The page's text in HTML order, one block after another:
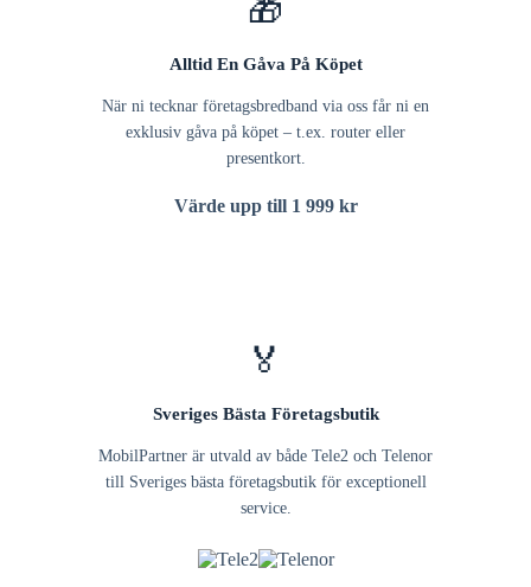
🎁
Alltid En Gåva På Köpet
När ni tecknar företagsbredband via oss får ni en
exklusiv gåva på köpet – t.ex. router eller
presentkort.
Värde upp till 1 999 kr
🏅
Sveriges Bästa Företagsbutik
MobilPartner är utvald av både Tele2 och Telenor
till Sveriges bästa företagsbutik för exceptionell
service.